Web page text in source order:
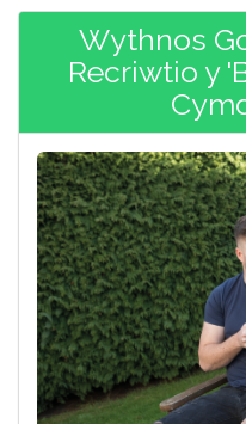
Wythnos
Recriwtio y